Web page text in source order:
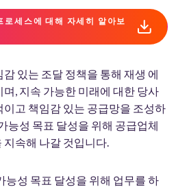
로세스에 대해 자세히 알아보
있는 조달 정책을 통해 재생 에
, 지속 가능한 미래에 대한 당사
고 책임감 있는 공급망을 조성하
능성 목표 달성을 위해 공급업체
속해 나갈 것입니다.
능성 목표 달성을 위해 업무를 하